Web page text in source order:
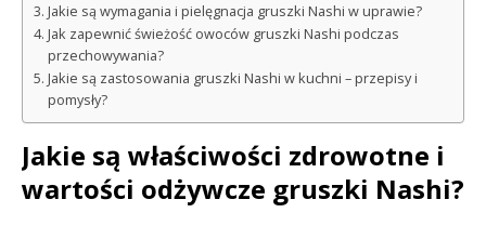
Jakie są wymagania i pielęgnacja gruszki Nashi w uprawie?
Jak zapewnić świeżość owoców gruszki Nashi podczas
przechowywania?
Jakie są zastosowania gruszki Nashi w kuchni – przepisy i
pomysły?
Jakie są właściwości zdrowotne i
wartości odżywcze gruszki Nashi?